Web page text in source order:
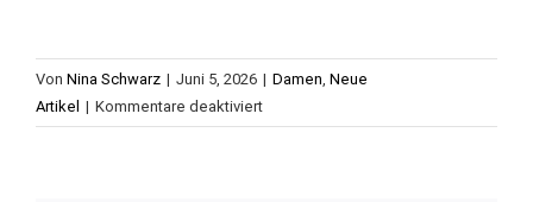
Von Nina Schwarz | Juni 5, 2026 | Damen, Neue
Artikel | Kommentare deaktiviertfür
Hose